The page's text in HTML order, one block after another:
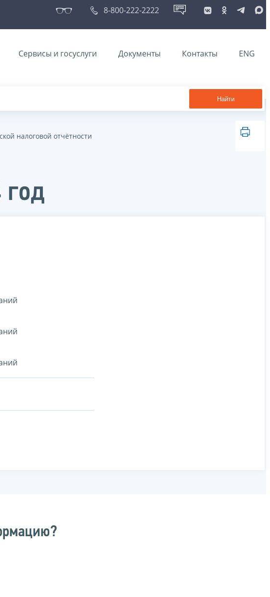
8-800-222-2222
Сервисы и госуслуги Документы Контакты ENG
Найти
налоговой отчётности